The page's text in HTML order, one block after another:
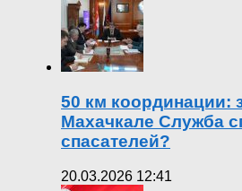
50 км координации:
Махачкале Служба
спасателей?
20.03.2026 12:41